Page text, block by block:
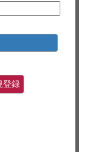
登録